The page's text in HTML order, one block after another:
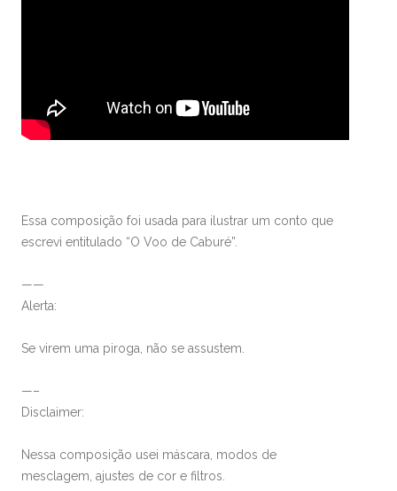
Essa composição foi usada para ilustrar um conto que
escrevi entitulado “O Voo de Caburé”.
——
Alerta:
Se virem uma piroga, não se assustem.
—–
Disclaimer:
Nessa composição usei máscara, modos de
mesclagem, ajustes de cor e filtros.